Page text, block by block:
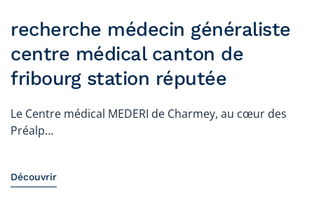
recherche médecin généraliste
centre médical canton de
fribourg station réputée
Le Centre médical MEDERI de Charmey, au cœur des
Préalp…
Découvrir